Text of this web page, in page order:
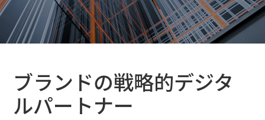
ブランドの戦略的デジタ
ルパートナー